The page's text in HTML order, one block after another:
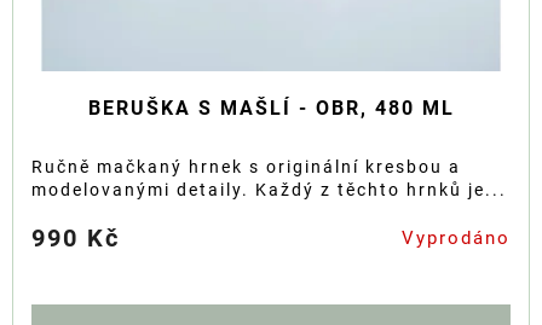
BERUŠKA S MAŠLÍ - OBR, 480 ML
990 Kč Vyprodáno
Ručně mačkaný hrnek s originální kresbou a
modelovanými detaily. Každý z těchto hrnků je...